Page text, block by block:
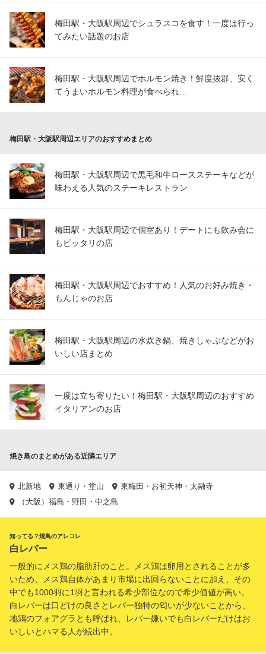
梅田駅・大阪駅周辺でシュラスコを食す！一度は行っ
てみたい話題のお店
梅田駅・大阪駅周辺でホルモン焼き！鮮度抜群、安く
てうまいホルモン料理が食べられ…
梅田駅・大阪駅周辺エリアのおすすめまとめ
梅田駅・大阪駅周辺で黒毛和牛ロースステーキなどが
味わえる人気のステーキレストラン
梅田駅・大阪駅周辺で個室あり！デートにも飲み会に
もピッタリの店
梅田駅・大阪駅周辺でおすすめ！人気のお好み焼き・
もんじゃのお店
梅田駅・大阪駅周辺の水炊き鍋、焼きしゃぶなどがお
いしい店まとめ
一度は立ち寄りたい！梅田駅・大阪駅周辺のおすすめ
イタリアンのお店
焼き鳥のまとめがある近隣エリア
北新地 東通り・堂山
東梅田・お初天神・太融寺
（大阪）福島・野田・中之島
知ってる？焼鳥のアレコレ
白レバー
一般的にメス鶏の脂肪肝のこと。メス鶏は卵用とされることが多
いため、メス鶏自体があまり市場に出回らないことに加え、その
中でも1000羽に1羽と言われる希少部位なので希少価値が高い。
白レバーは口どけの良さとレバー独特の匂いが少ないことから、
地鶏のフォアグラとも呼ばれ、レバー嫌いでも白レバーだけはお
いしいとハマる人が続出中。